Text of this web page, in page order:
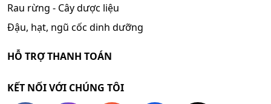
Rau rừng - Cây dược liệu
Đậu, hạt, ngũ cốc dinh dưỡng
HỖ TRỢ THANH TOÁN
KẾT NỐI VỚI CHÚNG TÔI